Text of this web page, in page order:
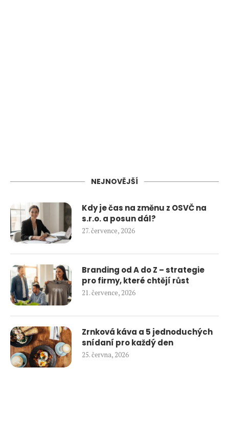
NEJNOVĚJŠÍ
Kdy je čas na změnu z OSVČ na
s.r.o. a posun dál?
27. července, 2026
Branding od A do Z – strategie
pro firmy, které chtějí růst
21. července, 2026
Zrnková káva a 5 jednoduchých
snídaní pro každý den
25. června, 2026